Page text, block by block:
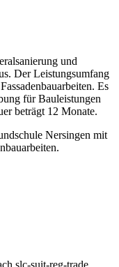
und
Der Leistungsumfang
Es
für Bauleistungen
beträgt 12 Monate.
Nersingen mit